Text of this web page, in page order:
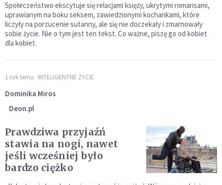
Społeczeństwo ekscytuje się relacjami księży, ukrytymi romansami,
uprawianym na boku seksem, zawiedzionymi kochankami, które
liczyły na porzucenie sutanny, ale się nie doczekały i zmarnowały
sobie życie. Nie o tym jest ten tekst. Co ważne, piszę go od kobiet
dla kobiet.
1 rok temu INTELIGENTNE ŻYCIE
Dominika Miros
Deon.pl
Prawdziwa przyjaźń
stawia na nogi, nawet
jeśli wcześniej było
bardzo ciężko